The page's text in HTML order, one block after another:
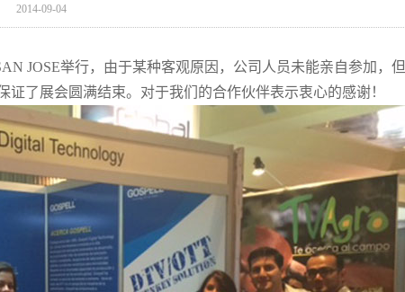
2014-09-04
JOSE举行，由于某种客观原因，公司人员未能亲自参加，但
了展会圆满结束。对于我们的合作伙伴表示衷心的感谢！